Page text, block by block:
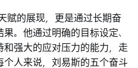
赋的展现，更是通过长期奋
。他通过明确的目标设定、
强大的应对压力的能力，走
个人来说，刘易斯的五个奋斗